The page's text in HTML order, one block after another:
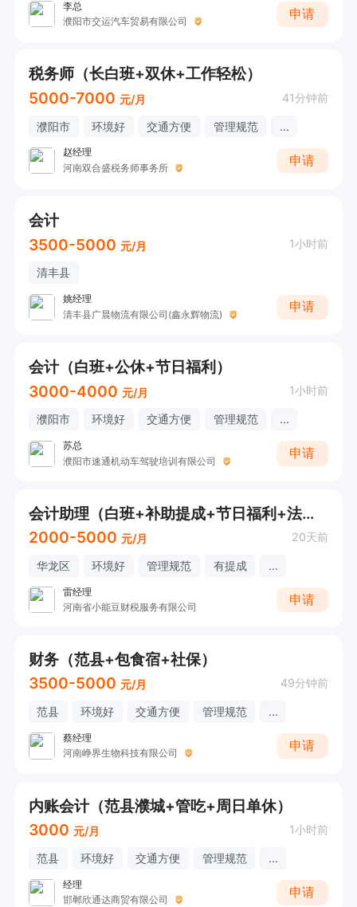
李总
濮阳市交运汽车贸易有限公司
申请
税务师（长白班+双休+工作轻松）
5000-7000 元/月 41分钟前
濮阳市 环境好 交通方便 管理规范 ...
赵经理
河南双合盛税务师事务所
申请
会计
3500-5000 元/月 1小时前
清丰县
姚经理
清丰县广晨物流有限公司(鑫永辉物流)
申请
会计（白班+公休+节日福利）
3000-4000 元/月 1小时前
濮阳市 环境好 交通方便 管理规范 ...
苏总
濮阳市速通机动车驾驶培训有限公司
申请
会计助理（白班+补助提成+节日福利+法定假期）
2000-5000 元/月 20天前
华龙区 环境好 管理规范 有提成 ...
雷经理
河南省小能豆财税服务有限公司
申请
财务（范县+包食宿+社保）
3500-5000 元/月 49分钟前
范县 环境好 交通方便 管理规范 ...
蔡经理
河南峥界生物科技有限公司
申请
内账会计（范县濮城+管吃+周日单休）
3000 元/月 1小时前
范县 环境好 交通方便 管理规范 ...
经理
邯郸欣通达商贸有限公司
申请